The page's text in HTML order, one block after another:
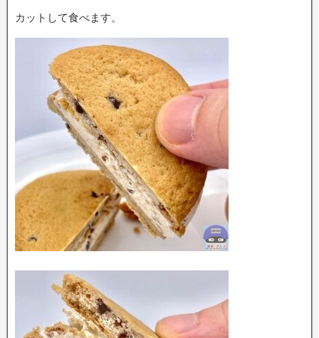
カットして食べます。